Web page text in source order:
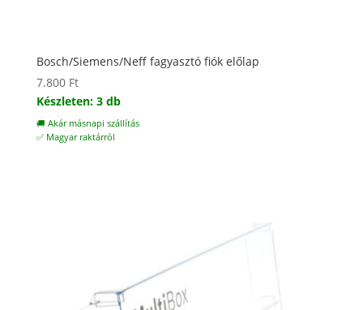
Bosch/Siemens/Neff fagyasztó fiók előlap
7.800 Ft
Készleten: 3 db
🚚 Akár másnapi szállítás
✅ Magyar raktárról